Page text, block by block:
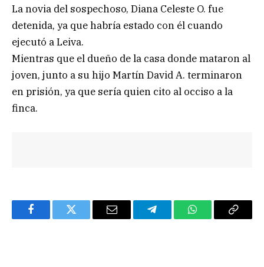
La novia del sospechoso, Diana Celeste O. fue
detenida, ya que habría estado con él cuando
ejecutó a Leiva.
Mientras que el dueño de la casa donde mataron al
joven, junto a su hijo Martín David A. terminaron
en prisión, ya que sería quien cito al occiso a la
finca.
FacebookTwitter Email TelegramWhatsAppCopy